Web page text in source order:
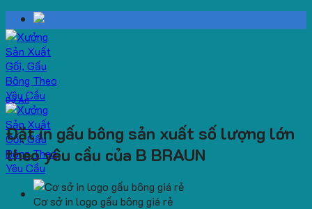
Skip
to
content
Dự Án
Đặt in gấu bông sản xuất số lượng lớn
theo yêu cầu của B BRAUN
Cơ sở in logo gấu bông giá rẻ